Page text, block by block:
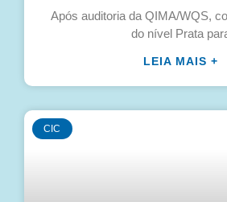
Após auditoria da QIMA/WQS,
do nível Prata
LEIA MAIS +
CIC